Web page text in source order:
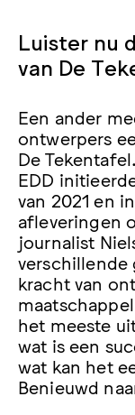
Luister nu
van De
Een ander
ontwerpers
De
EDD
van 2021 en
afleveringen
journalist
verschillende
kracht van
het meeste
wat is een
wat kan het
Benieuwd